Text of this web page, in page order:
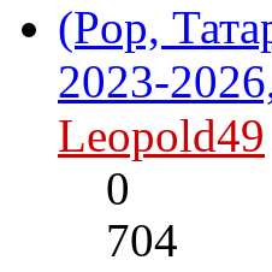
(Pop,
2023-
Leopold49
0
704